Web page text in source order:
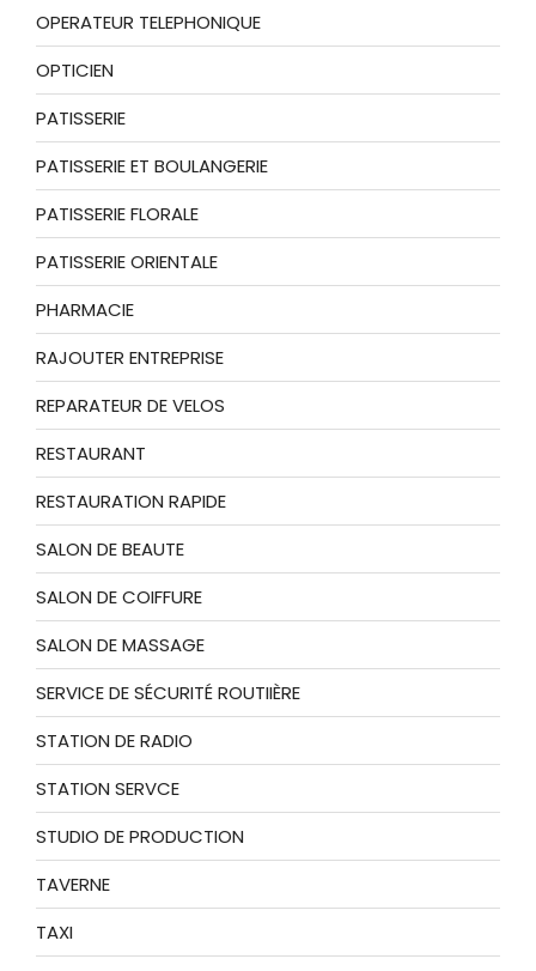
OPERATEUR TELEPHONIQUE
OPTICIEN
PATISSERIE
PATISSERIE ET BOULANGERIE
PATISSERIE FLORALE
PATISSERIE ORIENTALE
PHARMACIE
RAJOUTER ENTREPRISE
REPARATEUR DE VELOS
RESTAURANT
RESTAURATION RAPIDE
SALON DE BEAUTE
SALON DE COIFFURE
SALON DE MASSAGE
SERVICE DE SÉCURITÉ ROUTIIÈRE
STATION DE RADIO
STATION SERVCE
STUDIO DE PRODUCTION
TAVERNE
TAXI